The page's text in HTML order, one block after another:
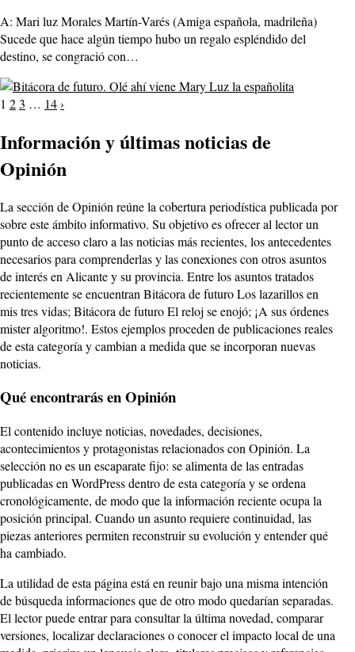
A: Mari luz Morales Martín-Varés (Amiga española, madrileña)
Sucede que hace algún tiempo hubo un regalo espléndido del
destino, se congració con…
Paginación
de
entradas
1 23 … 14›
Información y últimas noticias de
Opinión
La sección de Opinión reúne la cobertura periodística publicada por
sobre este ámbito informativo. Su objetivo es ofrecer al lector un
punto de acceso claro a las noticias más recientes, los antecedentes
necesarios para comprenderlas y las conexiones con otros asuntos
de interés en Alicante y su provincia. Entre los asuntos tratados
recientemente se encuentran Bitácora de futuro Los lazarillos en
mis tres vidas; Bitácora de futuro El reloj se enojó; ¡A sus órdenes
mister algoritmo!. Estos ejemplos proceden de publicaciones reales
de esta categoría y cambian a medida que se incorporan nuevas
noticias.
Qué encontrarás en Opinión
El contenido incluye noticias, novedades, decisiones,
acontecimientos y protagonistas relacionados con Opinión. La
selección no es un escaparate fijo: se alimenta de las entradas
publicadas en WordPress dentro de esta categoría y se ordena
cronológicamente, de modo que la información reciente ocupa la
posición principal. Cuando un asunto requiere continuidad, las
piezas anteriores permiten reconstruir su evolución y entender qué
ha cambiado.
La utilidad de esta página está en reunir bajo una misma intención
de búsqueda informaciones que de otro modo quedarían separadas.
El lector puede entrar para consultar la última novedad, comparar
versiones, localizar declaraciones o conocer el impacto local de una